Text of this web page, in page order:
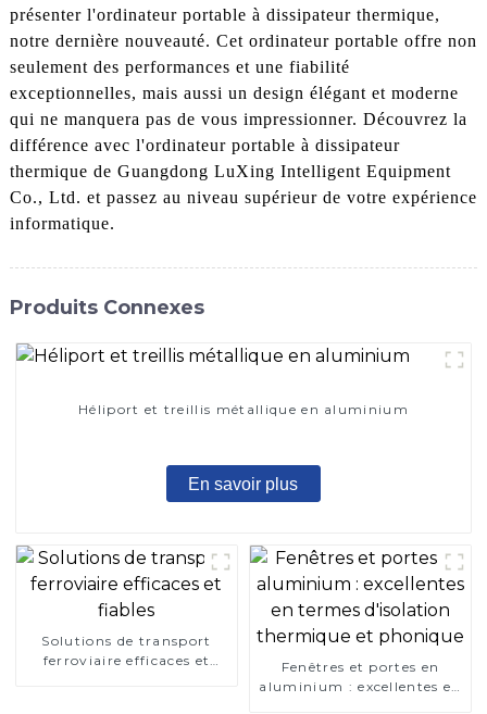
présenter l'ordinateur portable à dissipateur thermique,
notre dernière nouveauté. Cet ordinateur portable offre non
seulement des performances et une fiabilité
exceptionnelles, mais aussi un design élégant et moderne
qui ne manquera pas de vous impressionner. Découvrez la
différence avec l'ordinateur portable à dissipateur
thermique de Guangdong LuXing Intelligent Equipment
Co., Ltd. et passez au niveau supérieur de votre expérience
informatique.
Produits Connexes
Héliport et treillis métallique en aluminium
En savoir plus
Solutions de transport
ferroviaire efficaces et
Fenêtres et portes en
aluminium : excellentes en